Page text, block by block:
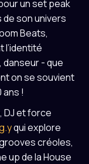
un set peak
son univers
Beats,
l’identité
- que
on se souvient
!
DJ et force
qui explore
créoles,
up de la House